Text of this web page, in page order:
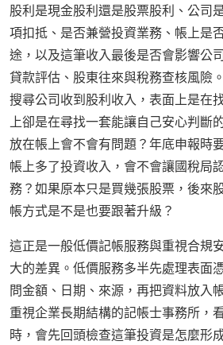
股利是現金股利還是股票股利、公司
項扣抵、是否兼營投資業務、帳上是
途，以及這筆收入最後是否會影響公
貸款評估、股東往來與稅務查核風險
搜尋公司收到股利收入，表面上是在
上卻是在尋找一套能讓自己安心判斷
放在帳上會不會有問題？年底申報時
帳上多了投資收入，會不會讓國稅局
務？如果原本只是買幾張股票，後來
帳方式是不是也要跟著升級？
這正是一般低價記帳服務與重視合規
大的差異。低價服務多半先處理表面
問金額、日期、來源，再把資料放入
重視企業長期結構的記帳士事務所，
時，會先回頭檢查這筆投資是怎麼形